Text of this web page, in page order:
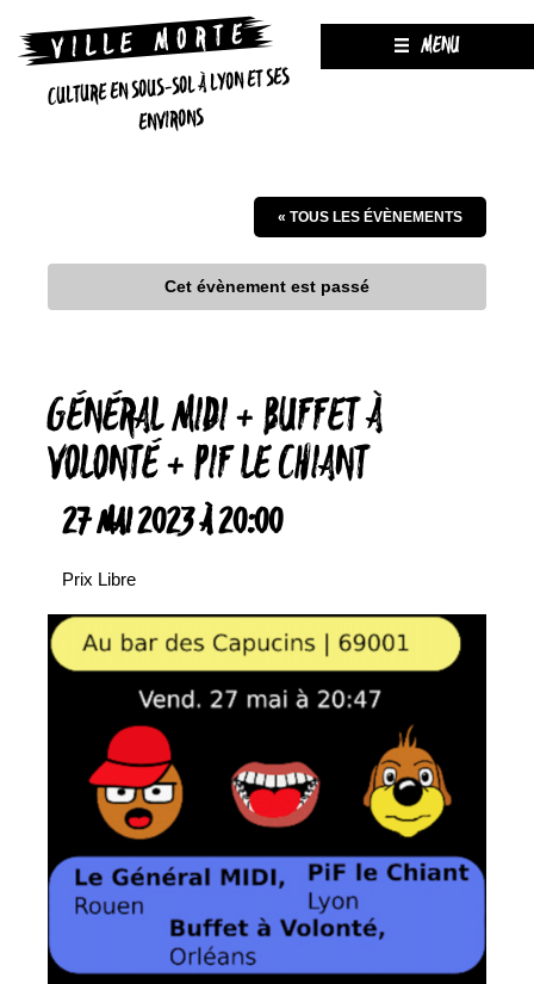
CULTURE EN SOUS-SOL À LYON ET SES
ENVIRONS
MENU
« TOUS LES ÉVÈNEMENTS
Cet évènement est passé
GÉNÉRAL MIDI + BUFFET À
VOLONTÉ + PIF LE CHIANT
27 MAI 2023 À 20:00
Prix Libre